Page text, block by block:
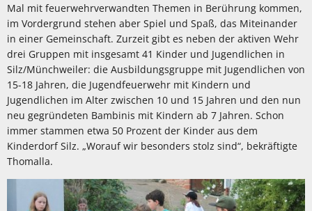
Mal mit feuerwehrverwandten Themen in Berührung kommen,
im Vordergrund stehen aber Spiel und Spaß, das Miteinander
in einer Gemeinschaft. Zurzeit gibt es neben der aktiven Wehr
drei Gruppen mit insgesamt 41 Kinder und Jugendlichen in
Silz/Münchweiler: die Ausbildungsgruppe mit Jugendlichen von
15-18 Jahren, die Jugendfeuerwehr mit Kindern und
Jugendlichen im Alter zwischen 10 und 15 Jahren und den nun
neu gegründeten Bambinis mit Kindern ab 7 Jahren. Schon
immer stammen etwa 50 Prozent der Kinder aus dem
Kinderdorf Silz. „Worauf wir besonders stolz sind“, bekräftigte
Thomalla.